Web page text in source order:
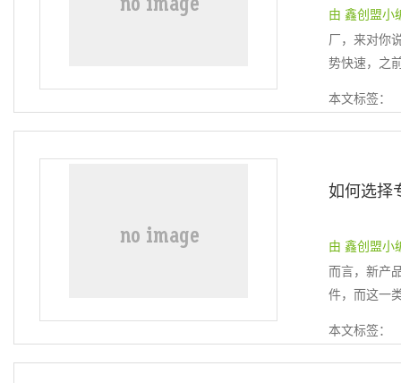
由 鑫创盟小
厂，来对你
势快速，之
本文标签：
如何选择
由 鑫创盟小
而言，新产
件，而这一
本文标签：